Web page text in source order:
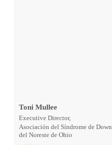
Toni Mullee
Executive Director,
Asociación del Síndrome de Down
del Noreste de Ohio